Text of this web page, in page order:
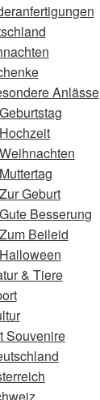
Anlässe
Geburtstag
Hochzeit
Weihnachten
Muttertag
Zur Geburt
Gute Besserung
Zum Beileid
Halloween
& Tiere
Souvenire